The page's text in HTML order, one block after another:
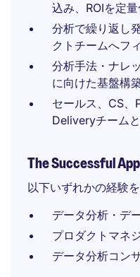
込み、ROIを定
分析で繰り返し
クトチームへフ
分析手法・ナレ
に向けた基盤構
セールス、CS
Deliveryチーム
The Successful
以下いずれかの経験
データ分析・デ
プロダクトマネ
データ分析コン